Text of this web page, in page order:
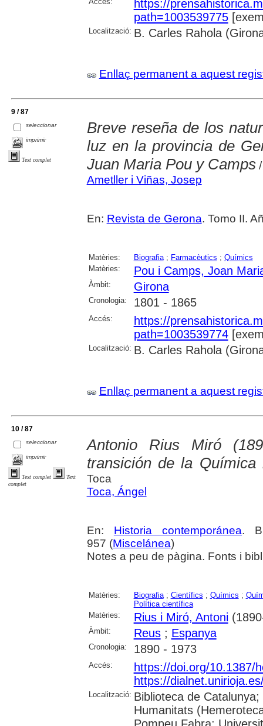
https://
path=1003539775
Localització: B. Carles Rahola
Enllaç permanent a aquest
9 / 87
seleccionar
imprimir
Text complet
Breve reseña de los
luz en la provincia de
Juan Maria Pou y Camps/
Ametller i Viñas, Josep
En: Revista de Gerona. Tomo II.
Matèries: Biografia; Farmacèutics ; Químics
Matèries:
Pou i Camps, Joan
Àmbit: Girona
Cronologia: 1801 - 1865
Accés:
https://
path=1003539774
Localització: B. Carles Rahola
Enllaç permanent a aquest
10 / 87
seleccionar
imprimir
Text complet
Text
complet
Antonio Rius Miró
transición de la
Toca
Toca, Ángel
En: Historia contemporánea.
957 (Miscelánea)
Notes a peu de pàgina. Fonts i
Matèries: Biografia; Científics ; Químics ;
Política científica
Matèries:
Rius i Miró, Antoni
Àmbit: Reus; Espanya
Cronologia: 1890 - 1973
Accés:
https://doi.org/10.1387/
https://
Localització: Biblioteca de
Humanitats